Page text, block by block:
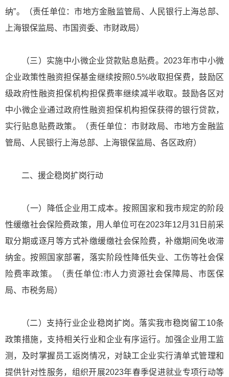
纳”。（责任单位：市地方金融监管局、人民银行上海总部、
上海银保监局、市国资委、市财政局）
（三）实施中小微企业贷款贴息贴费。2023年市中小微
企业政策性融资担保基金继续按照0.5%收取担保费，鼓励区
级政府性融资担保机构担保费率继续减半收取。鼓励各区对
中小微企业通过政府性融资担保机构担保获得的银行贷款，
实行贴息贴费政策。（责任单位：市财政局、市地方金融监
管局、人民银行上海总部、上海银保监局、各区政府）
二、援企稳岗扩岗行动
（一）降低企业用工成本。按照国家和我市规定的阶段
性缓缴社会保险费政策，用人单位可在2023年12月31日前采
取分期或逐月等方式补缴缓缴社会保险费，补缴期间免收滞
纳金。按照国家部署，落实阶段性降低失业、工伤等社会保
险费率政策。（责任单位:市人力资源社会保障局、市医保
局、市税务局）
（二）支持行业企业稳岗扩岗。落实我市稳岗留工10条
政策措施，支持相关行业和企业有序运行。加强企业用工监
测，及时掌握员工返岗情况，对缺工企业实行清单式管理和
提供针对性服务，组织开展2023年春季促进就业专项行动等